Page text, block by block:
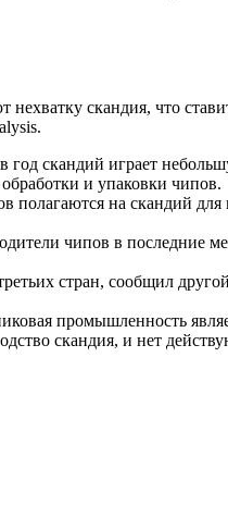
скандия, что
год скандий играет
и упаковки чипов.
на скандий
чипов в
стран, сообщил
промышленность
скандия, и нет